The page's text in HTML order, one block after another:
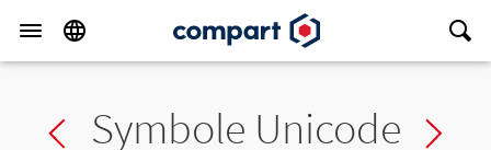
Previous char
Symbole Unicode